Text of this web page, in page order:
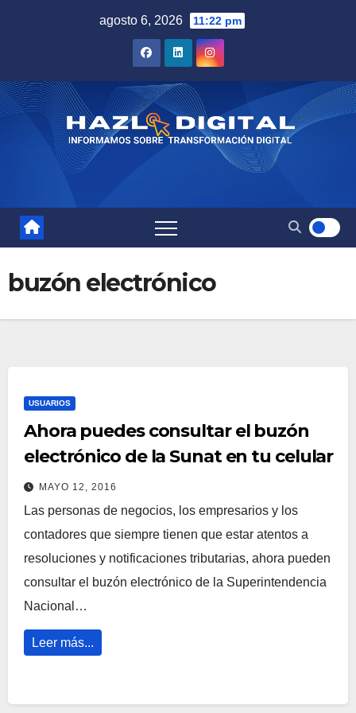
agosto 6, 2026 11:22 pm
buzón electrónico
USUARIOS
Ahora puedes consultar el buzón
electrónico de la Sunat en tu celular
MAYO 12, 2016
Las personas de negocios, los empresarios y los
contadores que siempre tienen que estar atentos a
resoluciones y notificaciones tributarias, ahora pueden
consultar el buzón electrónico de la Superintendencia
Nacional…
Leer más...